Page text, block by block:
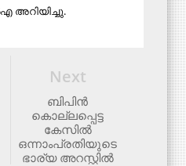
അറിയിച്ചു.
Next
ബിപിൻ
കൊല്ലപ്പെട്ട
കേസിൽ
ഒന്നാംപ്രതിയുടെ
ഭാര്യ അറസ്റ്റില്‍